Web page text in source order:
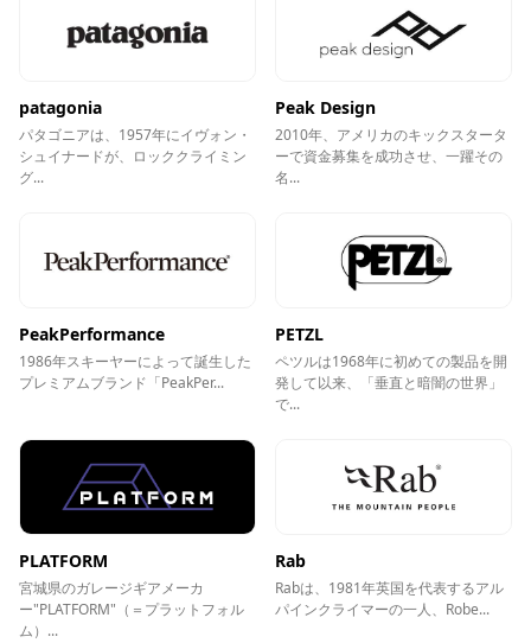
patagonia
パタゴニアは、1957年にイヴォン・
シュイナードが、ロッククライミン
グ...
Peak Design
2010年、アメリカのキックスタータ
ーで資金募集を成功させ、一躍その
名...
PeakPerformance
1986年スキーヤーによって誕生した
プレミアムブランド「PeakPer...
PETZL
ペツルは1968年に初めての製品を開
発して以来、「垂直と暗闇の世界」
で...
PLATFORM
宮城県のガレージギアメーカ
ー"PLATFORM"（＝プラットフォル
ム）...
Rab
Rabは、1981年英国を代表するアル
パインクライマーの一人、Robe...